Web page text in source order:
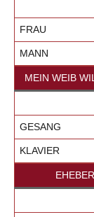
FRAU
MANN
MEIN WEIB
GESANG
KLAVIER